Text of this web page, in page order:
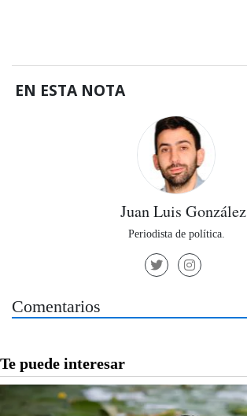
EN ESTA NOTA
Juan Luis González
Periodista de política.
Comentarios